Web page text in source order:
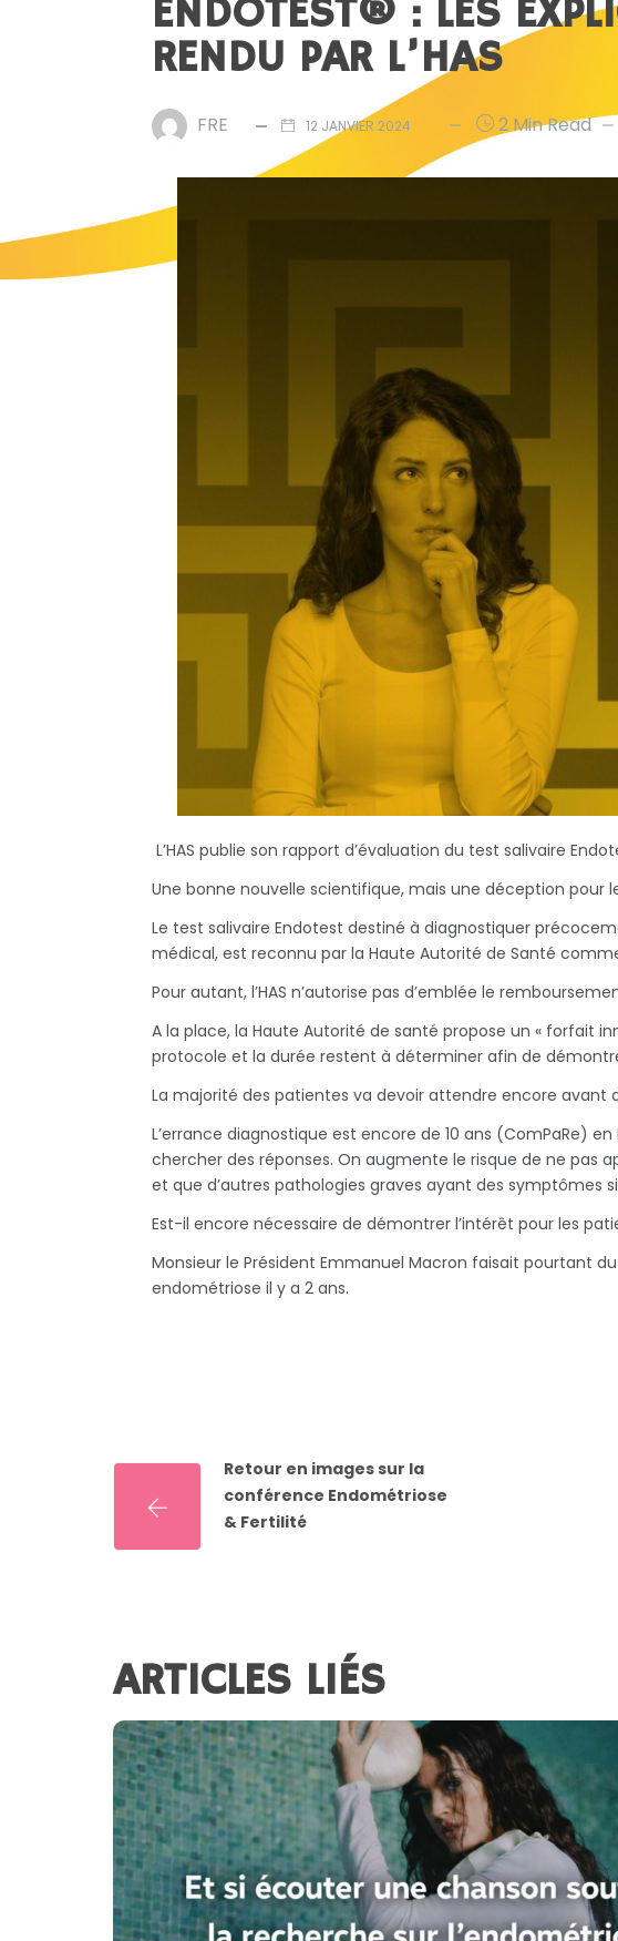
ENDOTEST® : LES
RENDU PAR L’HAS
FRE 12 JANVIER 2024 2 Min Read
L’HAS publie son rapport d’évaluation du test salivaire
Une bonne nouvelle scientifique, mais une déception pour
Le test salivaire Endotest destiné à diagnostiquer
médical, est reconnu par la Haute Autorité de Santé
Pour autant, l’HAS n’autorise pas d’emblée le
A la place, la Haute Autorité de santé propose un « forfait
protocole et la durée restent à déterminer afin de
La majorité des patientes va devoir attendre encore avant
L’errance diagnostique est encore de 10 ans (ComPaRe)
chercher des réponses. On augmente le risque de ne
et que d’autres pathologies graves ayant des symptômes
Est-il encore nécessaire de démontrer l’intérêt pour les
Monsieur le Président Emmanuel Macron faisait pourtant
endométriose il y a 2 ans.
Retour en images sur la
conférence Endométriose
& Fertilité
ARTICLES LIÉS